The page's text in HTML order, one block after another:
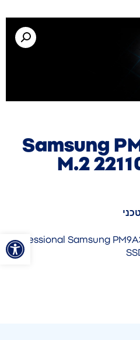
פתח
Samsung
M.2
Professional Samsung